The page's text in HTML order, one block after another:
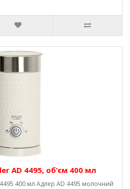
AD 4495, об’єм 400 мл
400 мл Адлер AD 4495 молочний